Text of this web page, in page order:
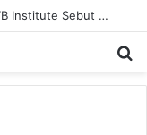
Dukung Program Prabowo Gibran, NTB Institute Sebut MBG dan Kopdes Solusi Percepatan Pembangunan Daerah 3T